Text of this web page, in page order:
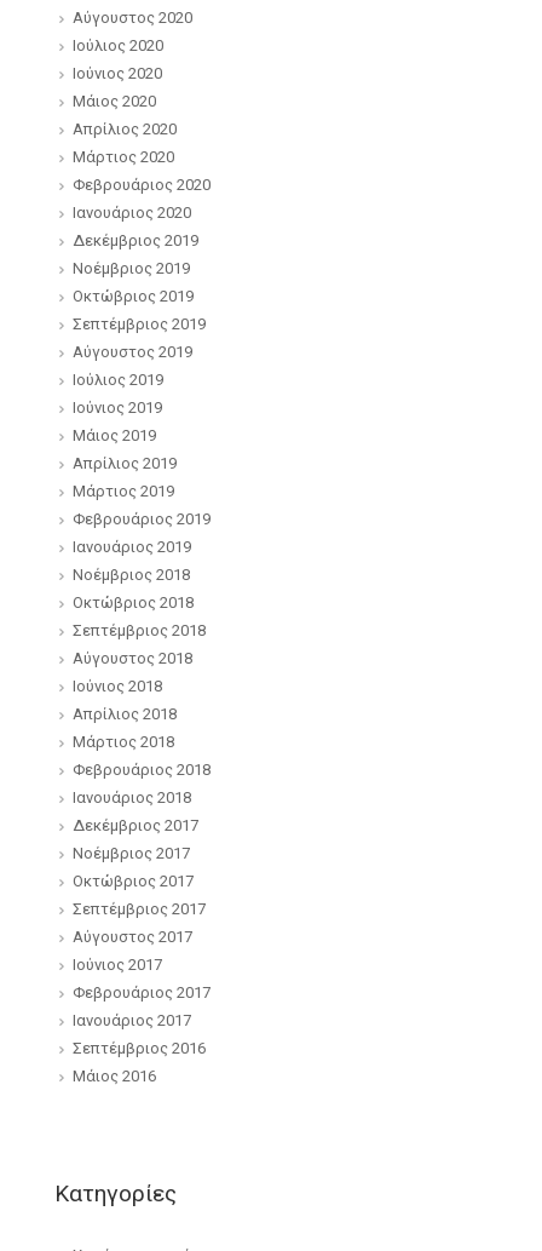
Αύγουστος 2020
Ιούλιος 2020
Ιούνιος 2020
Μάιος 2020
Απρίλιος 2020
Μάρτιος 2020
Φεβρουάριος 2020
Ιανουάριος 2020
Δεκέμβριος 2019
Νοέμβριος 2019
Οκτώβριος 2019
Σεπτέμβριος 2019
Αύγουστος 2019
Ιούλιος 2019
Ιούνιος 2019
Μάιος 2019
Απρίλιος 2019
Μάρτιος 2019
Φεβρουάριος 2019
Ιανουάριος 2019
Νοέμβριος 2018
Οκτώβριος 2018
Σεπτέμβριος 2018
Αύγουστος 2018
Ιούνιος 2018
Απρίλιος 2018
Μάρτιος 2018
Φεβρουάριος 2018
Ιανουάριος 2018
Δεκέμβριος 2017
Νοέμβριος 2017
Οκτώβριος 2017
Σεπτέμβριος 2017
Αύγουστος 2017
Ιούνιος 2017
Φεβρουάριος 2017
Ιανουάριος 2017
Σεπτέμβριος 2016
Μάιος 2016
Kατηγορίες